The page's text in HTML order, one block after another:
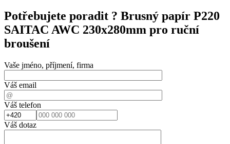
Potřebujete poradit ? Brusný papír P220
SAITAC AWC 230x280mm pro ruční
broušení
Vaše jméno, příjmení, firma
Váš email
Váš telefon
Váš dotaz